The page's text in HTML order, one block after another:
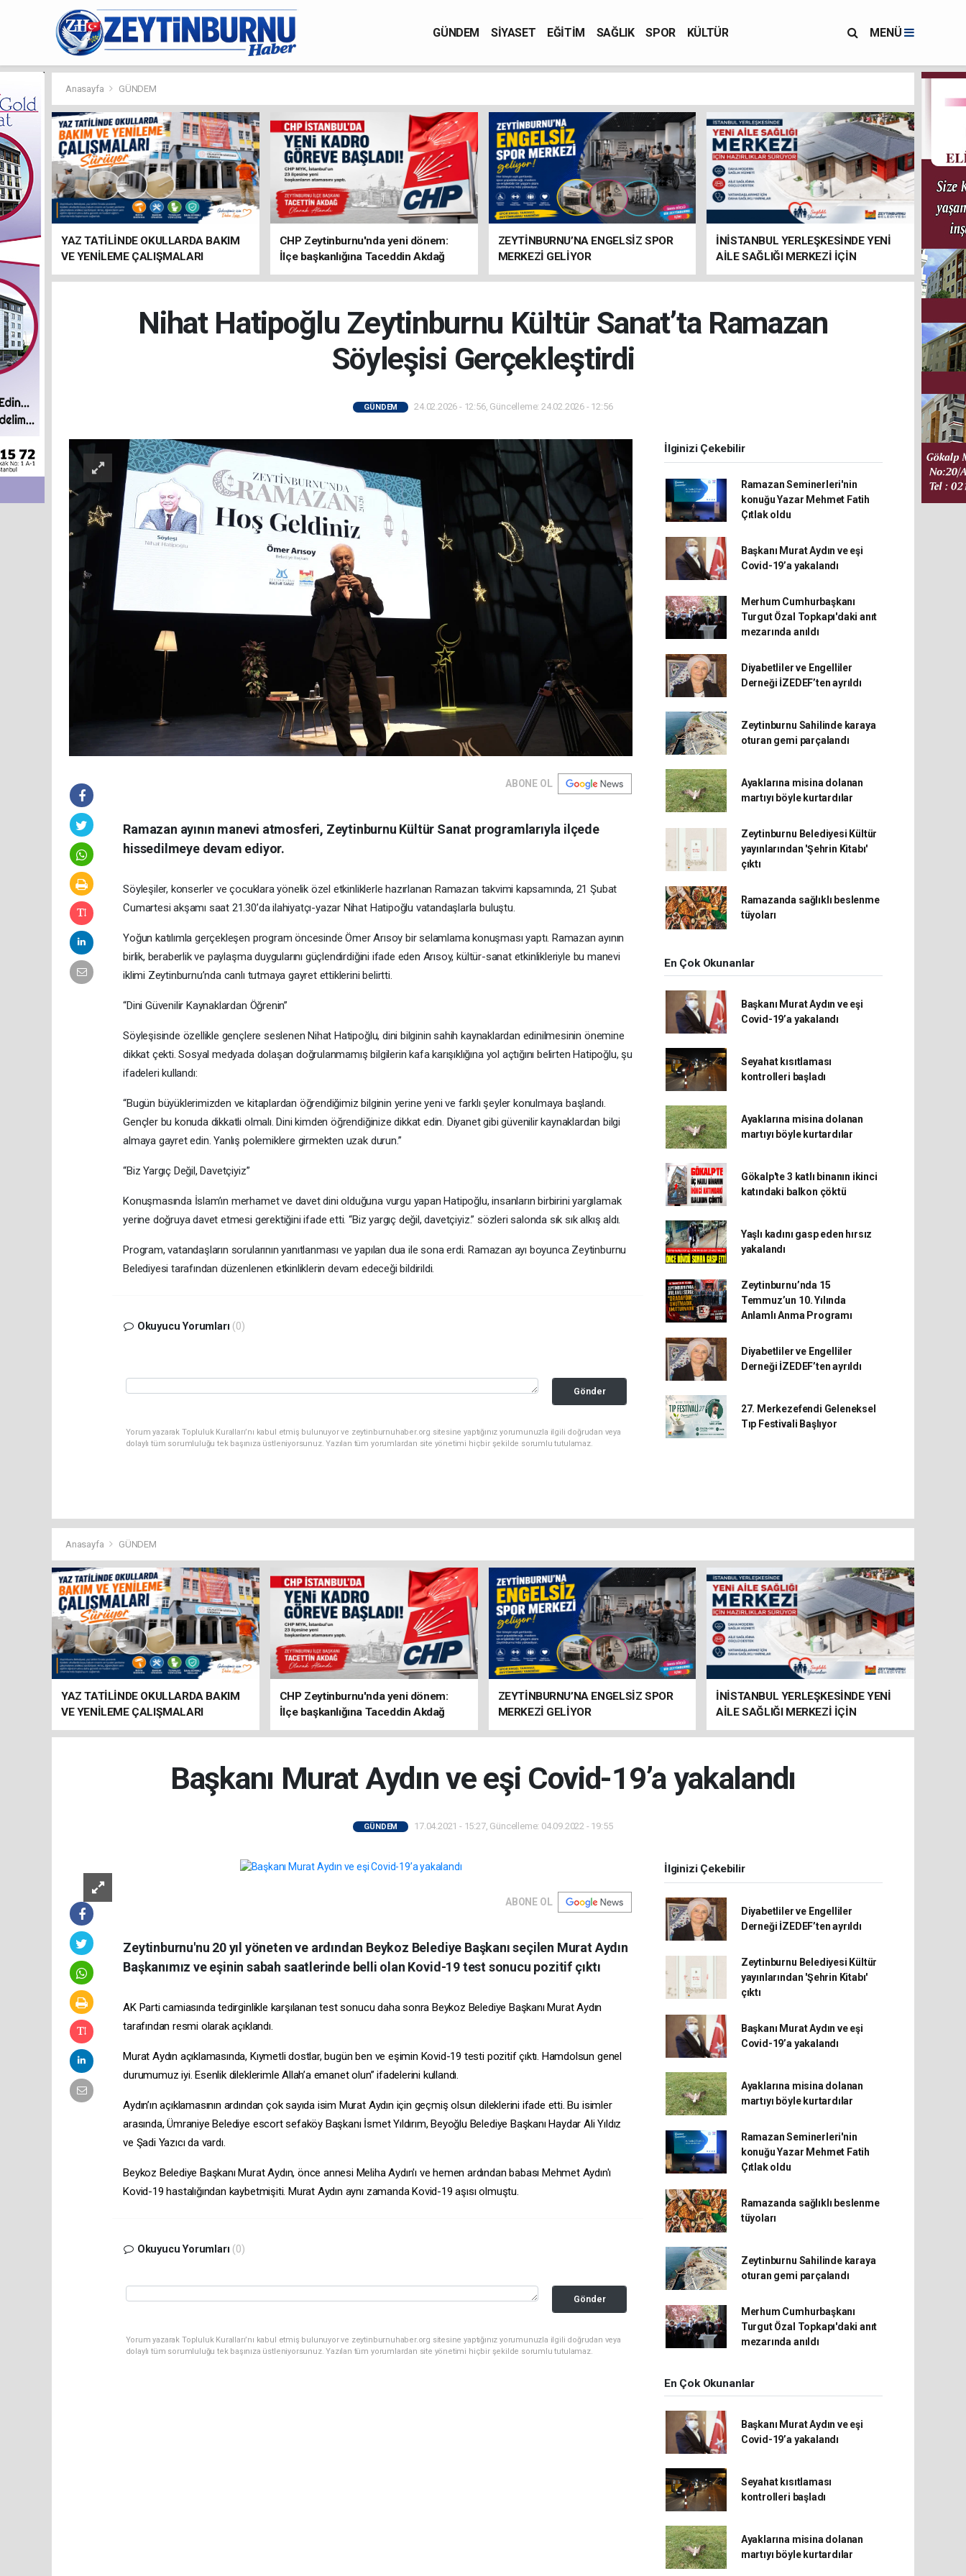
GÜNDEM SİYASET EĞİTİM SAĞLIK SPOR KÜLTÜR MENÜ
Anasayfa GÜNDEM
YAZ TATİLİNDE OKULLARDA BAKIM
VE YENİLEME ÇALIŞMALARI
SÜRÜYOR
CHP Zeytinburnu'nda yeni dönem:
İlçe başkanlığına Taceddin Akdağ
atandı
ZEYTİNBURNU’NA ENGELSİZ SPOR
MERKEZİ GELİYOR
İNİSTANBUL YERLEŞKESİNDE YENİ
AİLE SAĞLIĞI MERKEZİ İÇİN
HAZIRLIKLAR SÜRÜYOR
Nihat Hatipoğlu Zeytinburnu Kültür Sanat’ta Ramazan
Söyleşisi Gerçekleştirdi
GÜNDEM 24.02.2026 - 12:56, Güncelleme: 24.02.2026 - 12:56
ABONE OL
Ramazan ayının manevi atmosferi, Zeytinburnu Kültür Sanat programlarıyla ilçede
hissedilmeye devam ediyor.
Söyleşiler, konserler ve çocuklara yönelik özel etkinliklerle hazırlanan Ramazan takvimi kapsamında, 21 Şubat
Cumartesi akşamı saat 21.30’da ilahiyatçı-yazar Nihat Hatipoğlu vatandaşlarla buluştu.
Yoğun katılımla gerçekleşen program öncesinde Ömer Arısoy bir selamlama konuşması yaptı. Ramazan ayının
birlik, beraberlik ve paylaşma duygularını güçlendirdiğini ifade eden Arısoy, kültür-sanat etkinlikleriyle bu manevi
iklimi Zeytinburnu’nda canlı tutmaya gayret ettiklerini belirtti.
“Dini Güvenilir Kaynaklardan Öğrenin”
Söyleşisinde özellikle gençlere seslenen Nihat Hatipoğlu, dini bilginin sahih kaynaklardan edinilmesinin önemine
dikkat çekti. Sosyal medyada dolaşan doğrulanmamış bilgilerin kafa karışıklığına yol açtığını belirten Hatipoğlu, şu
ifadeleri kullandı:
“Bugün büyüklerimizden ve kitaplardan öğrendiğimiz bilginin yerine yeni ve farklı şeyler konulmaya başlandı.
Gençler bu konuda dikkatli olmalı. Dini kimden öğrendiğinize dikkat edin. Diyanet gibi güvenilir kaynaklardan bilgi
almaya gayret edin. Yanlış polemiklere girmekten uzak durun.”
“Biz Yargıç Değil, Davetçiyiz”
Konuşmasında İslam’ın merhamet ve davet dini olduğuna vurgu yapan Hatipoğlu, insanların birbirini yargılamak
yerine doğruya davet etmesi gerektiğini ifade etti. “Biz yargıç değil, davetçiyiz.” sözleri salonda sık sık alkış aldı.
Program, vatandaşların sorularının yanıtlanması ve yapılan dua ile sona erdi. Ramazan ayı boyunca Zeytinburnu
Belediyesi tarafından düzenlenen etkinliklerin devam edeceği bildirildi.
Okuyucu Yorumları (0)
Gönder
Yorum yazarak Topluluk Kuralları’nı kabul etmiş bulunuyor ve zeytinburnuhaber.org sitesine yaptığınız yorumunuzla ilgili doğrudan veya
dolaylı tüm sorumluluğu tek başınıza üstleniyorsunuz. Yazılan tüm yorumlardan site yönetimi hiçbir şekilde sorumlu tutulamaz.
İlginizi Çekebilir
Ramazan Seminerleri'nin
konuğu Yazar Mehmet Fatih
Çıtlak oldu
Başkanı Murat Aydın ve eşi
Covid-19’a yakalandı
Merhum Cumhurbaşkanı
Turgut Özal Topkapı'daki anıt
mezarında anıldı
Diyabetliler ve Engelliler
Derneği İZEDEF’ten ayrıldı
Zeytinburnu Sahilinde karaya
oturan gemi parçalandı
Ayaklarına misina dolanan
martıyı böyle kurtardılar
Zeytinburnu Belediyesi Kültür
yayınlarından 'Şehrin Kitabı'
çıktı
Ramazanda sağlıklı beslenme
tüyoları
En Çok Okunanlar
Başkanı Murat Aydın ve eşi
Covid-19’a yakalandı
Seyahat kısıtlaması
kontrolleri başladı
Ayaklarına misina dolanan
martıyı böyle kurtardılar
Gökalp'te 3 katlı binanın ikinci
katındaki balkon çöktü
Yaşlı kadını gasp eden hırsız
yakalandı
Zeytinburnu’nda 15
Temmuz’un 10. Yılında
Anlamlı Anma Programı
Diyabetliler ve Engelliler
Derneği İZEDEF’ten ayrıldı
27. Merkezefendi Geleneksel
Tıp Festivali Başlıyor
Anasayfa GÜNDEM
YAZ TATİLİNDE OKULLARDA BAKIM
VE YENİLEME ÇALIŞMALARI
SÜRÜYOR
CHP Zeytinburnu'nda yeni dönem:
İlçe başkanlığına Taceddin Akdağ
atandı
ZEYTİNBURNU’NA ENGELSİZ SPOR
MERKEZİ GELİYOR
İNİSTANBUL YERLEŞKESİNDE YENİ
AİLE SAĞLIĞI MERKEZİ İÇİN
HAZIRLIKLAR SÜRÜYOR
Başkanı Murat Aydın ve eşi Covid-19’a yakalandı
GÜNDEM 17.04.2021 - 15:27, Güncelleme: 04.09.2022 - 19:55
ABONE OL
Zeytinburnu'nu 20 yıl yöneten ve ardından Beykoz Belediye Başkanı seçilen Murat Aydın
Başkanımız ve eşinin sabah saatlerinde belli olan Kovid-19 test sonucu pozitif çıktı
AK Parti camiasında tedirginlikle karşılanan test sonucu daha sonra Beykoz Belediye Başkanı Murat Aydın
tarafından resmi olarak açıklandı.
Murat Aydın açıklamasında, Kıymetli dostlar, bugün ben ve eşimin Kovid-19 testi pozitif çıktı. Hamdolsun genel
durumumuz iyi. Esenlik dileklerimle Allah’a emanet olun” ifadelerini kullandı.
Aydın’ın açıklamasının ardından çok sayıda isim Murat Aydın için geçmiş olsun dileklerini ifade etti. Bu isimler
arasında, Ümraniye Belediye escort sefaköy Başkanı İsmet Yıldırım, Beyoğlu Belediye Başkanı Haydar Ali Yıldız
ve Şadi Yazıcı da vardı.
Beykoz Belediye Başkanı Murat Aydın, önce annesi Meliha Aydın'ı ve hemen ardından babası Mehmet Aydın'ı
Kovid-19 hastalığından kaybetmişiti. Murat Aydın aynı zamanda Kovid-19 aşısı olmuştu.
Okuyucu Yorumları (0)
Gönder
Yorum yazarak Topluluk Kuralları’nı kabul etmiş bulunuyor ve zeytinburnuhaber.org sitesine yaptığınız yorumunuzla ilgili doğrudan veya
dolaylı tüm sorumluluğu tek başınıza üstleniyorsunuz. Yazılan tüm yorumlardan site yönetimi hiçbir şekilde sorumlu tutulamaz.
İlginizi Çekebilir
Diyabetliler ve Engelliler
Derneği İZEDEF’ten ayrıldı
Zeytinburnu Belediyesi Kültür
yayınlarından 'Şehrin Kitabı'
çıktı
Başkanı Murat Aydın ve eşi
Covid-19’a yakalandı
Ayaklarına misina dolanan
martıyı böyle kurtardılar
Ramazan Seminerleri'nin
konuğu Yazar Mehmet Fatih
Çıtlak oldu
Ramazanda sağlıklı beslenme
tüyoları
Zeytinburnu Sahilinde karaya
oturan gemi parçalandı
Merhum Cumhurbaşkanı
Turgut Özal Topkapı'daki anıt
mezarında anıldı
En Çok Okunanlar
Başkanı Murat Aydın ve eşi
Covid-19’a yakalandı
Seyahat kısıtlaması
kontrolleri başladı
Ayaklarına misina dolanan
martıyı böyle kurtardılar